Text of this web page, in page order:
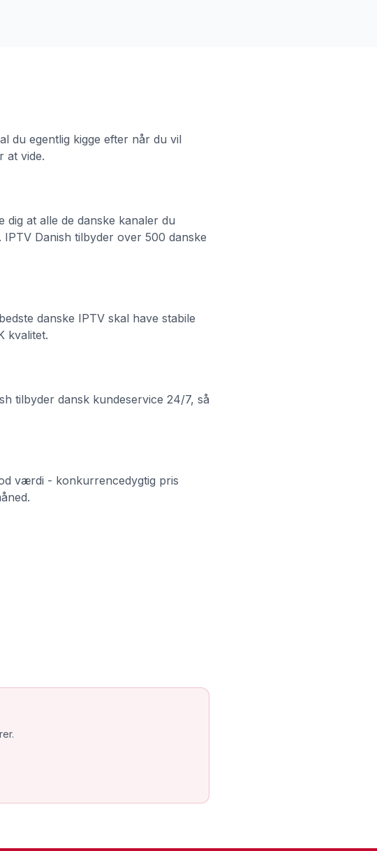
du egentlig kigge efter når du vil
at vide.
dig at alle de danske kanaler du
Danish tilbyder over 500 danske
danske IPTV skal have stabile
kvalitet.
tilbyder dansk kundeservice 24/7, så
værdi - konkurrencedygtig pris